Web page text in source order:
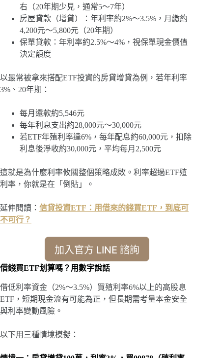
右（20年期少見，通常5～7年）
房屋貸款（增貸）：年利率約2%～3.5%，月繳約
4,200元～5,800元（20年期）
保單貸款：年利率約2.5%～4%，視保單現金價值
決定額度
以最常被拿來搭配ETF投資的房貸增貸為例，若年利率
3%、20年期：
每月還款約5,546元
每年利息支出約28,000元～30,000元
若ETF年殖利率達6%，每年配息約60,000元，扣除
利息後淨收約30,000元，平均每月2,500元
這就是為什麼利率攸關整個策略成敗。利率超過ETF殖
利率，你就是在「倒貼」。
延伸閱讀： 信貸投資ETF：用借來的錢買ETF，到底可
不可行？
加入官方 LINE 諮詢
借錢買ETF划算嗎？用數字說話
借低利率資金（2%～3.5%）買殖利率6%以上的高股息
ETF，短期現金流有可能為正，但長期需考量本金安全
與利率變動風險。
以下用三種情境模擬：